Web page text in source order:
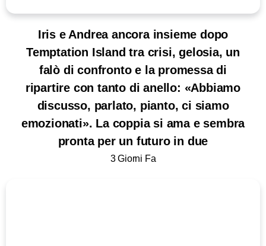
Iris e Andrea ancora insieme dopo
Temptation Island tra crisi, gelosia, un
falò di confronto e la promessa di
ripartire con tanto di anello: «Abbiamo
discusso, parlato, pianto, ci siamo
emozionati». La coppia si ama e sembra
pronta per un futuro in due
3 Giorni Fa